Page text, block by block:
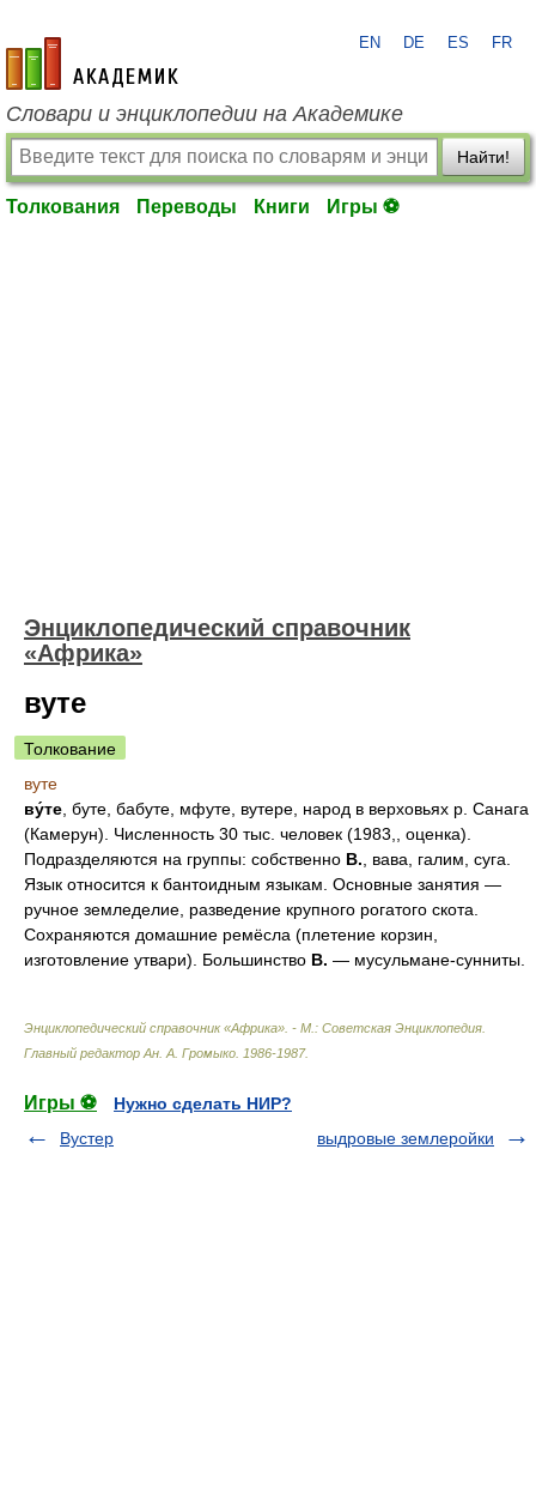
academic.ru
EN DE ES FR
Словари и энциклопедии на Академике
Найти!
Толкования Переводы Книги Игры ⚽
Энциклопедический справочник
«Африка»
вуте
Толкование
вуте
ву́те , буте, бабуте, мфуте, вутере, народ в верховьях р. Санага
(Камерун). Численность 30 тыс. человек (1983,, оценка).
Подразделяются на группы: собственно В. , вава, галим, суга.
Язык относится к бантоидным языкам. Основные занятия —
ручное земледелие, разведение крупного рогатого скота.
Сохраняются домашние ремёсла (плетение корзин,
изготовление утвари). Большинство В. — мусульмане-сунниты.
Энциклопедический справочник «Африка». - М.: Советская Энциклопедия
Главный редактор Ан. А. Громыко 1986-1987.
Игры ⚽
Нужно сделать НИР?
Вустер
выдровые землеройки